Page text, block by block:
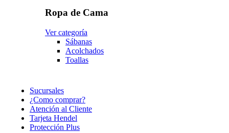
Ropa de Cama
Ver categoría
Sábanas
Acolchados
Toallas
Sucursales
¿Como comprar?
Atención al Cliente
Tarjeta Hendel
Protección Plus